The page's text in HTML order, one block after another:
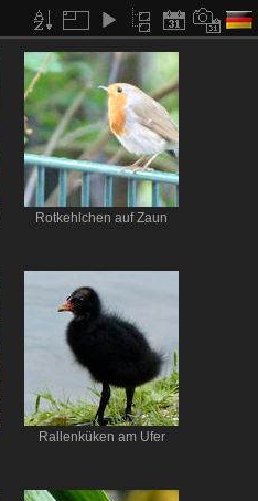
Rotkehlchen auf Zaun
Rallenküken am Ufer